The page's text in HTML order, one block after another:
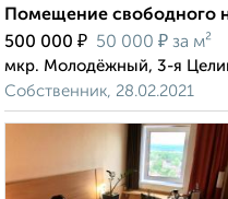
Помещение свободного
500 000 ₽ 50 000 ₽ за м²
мкр. Молодёжный, 3-я
Собственник, 28.02.2021